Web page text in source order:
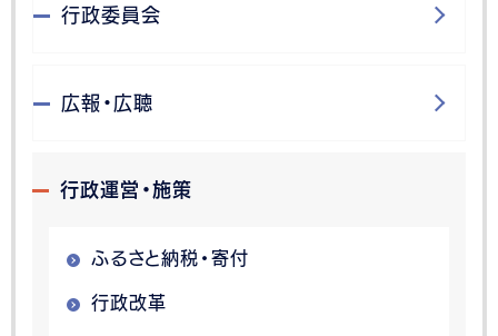
行政委員会
広報・広聴
行政運営・施策
ふるさと納税・寄付
行政改革